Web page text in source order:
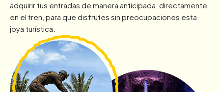
adquirir tus entradas de manera anticipada, directamente
en el tren, para que disfrutes sin preocupaciones esta
joya turística.